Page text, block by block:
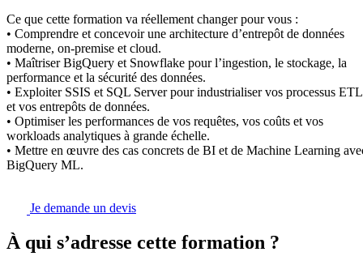
Ce que cette formation va réellement changer pour vous :
• Comprendre et concevoir une architecture d’entrepôt de données
moderne, on-premise et cloud.
• Maîtriser BigQuery et Snowflake pour l’ingestion, le stockage, la
performance et la sécurité des données.
• Exploiter SSIS et SQL Server pour industrialiser vos processus ETL
et vos entrepôts de données.
• Optimiser les performances de vos requêtes, vos coûts et vos
workloads analytiques à grande échelle.
• Mettre en œuvre des cas concrets de BI et de Machine Learning
BigQuery ML.
Je demande un devis
À qui s’adresse cette formation ?